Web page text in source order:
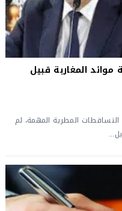
موائد المغاربة قبيل
المطرية المهمة، لم